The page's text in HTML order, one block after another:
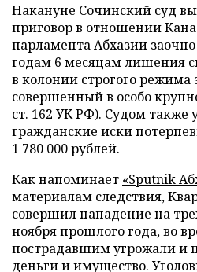
Накануне Сочинский суд
приговор в отношении
парламента Абхазии
годам 6 месяцам лишения
в колонии строгого режима
совершенный в особо
ст. 162 УК РФ). Судом также
гражданские иски
1 780 000 рублей.
Как напоминает «Sputnik
материалам следствия,
совершил нападение на
ноября прошлого года, во
пострадавшим угрожали и
деньги и имущество.